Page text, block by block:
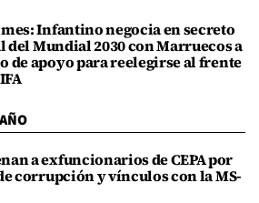
Infantino negocia en secreto
del Mundial 2030 con Marruecos a
de apoyo para reelegirse al frente
a exfuncionarios de CEPA por
corrupción y vínculos con la MS-